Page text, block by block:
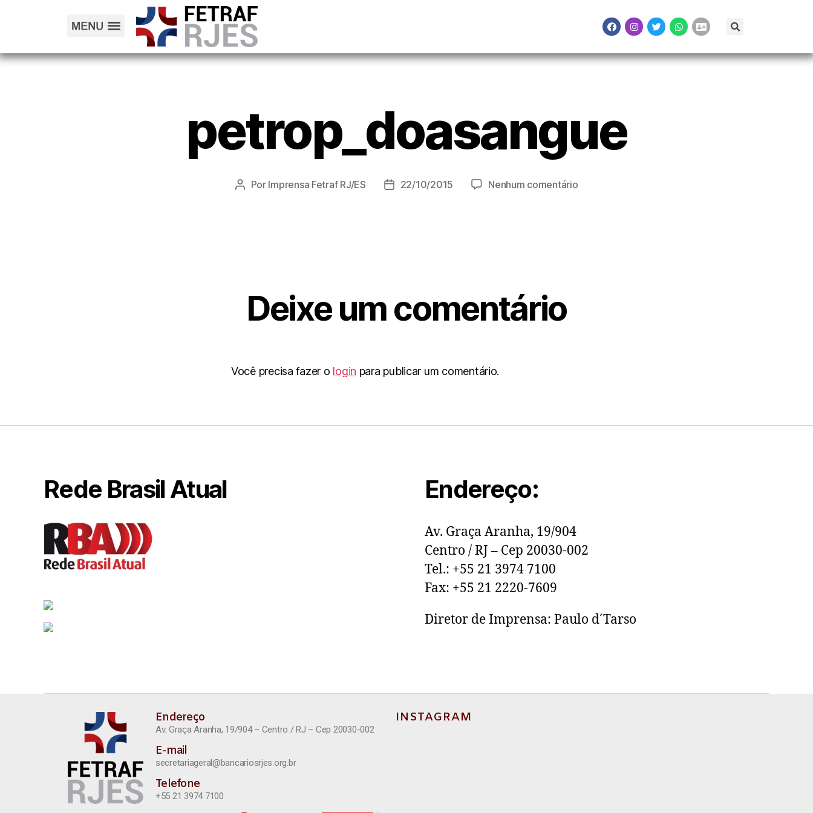
petrop_doasangue
Por Imprensa Fetraf RJ/ES 22/10/2015 Nenhum comentário
Deixe um comentário
Você precisa fazer o login para publicar um comentário.
Rede Brasil Atual Endereço:
Av. Graça Aranha, 19/904
Centro / RJ – Cep 20030-002
Tel.: +55 21 3974 7100
Fax: +55 21 2220-7609
Diretor de Imprensa: Paulo d´Tarso
Endereço
Av. Graça Aranha, 19/904 – Centro / RJ – Cep 20030-002
E-mail
secretariageral@bancariosrjes.org.br
Telefone
+55 21 3974 7100
INSTAGRAM